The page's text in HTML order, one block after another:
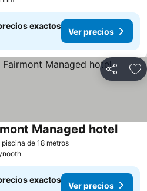
exactos
Ver precios
Compartir
de 18 metrosVer precios
Managed hotelVer
exactos
Ver precios